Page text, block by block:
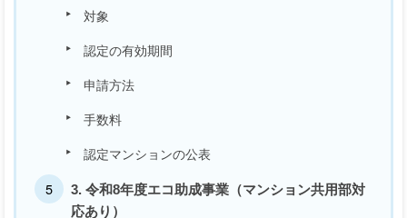
対象
認定の有効期間
申請方法
手数料
認定マンションの公表
3. 令和8年度エコ助成事業（マンション共用部対
応あり）